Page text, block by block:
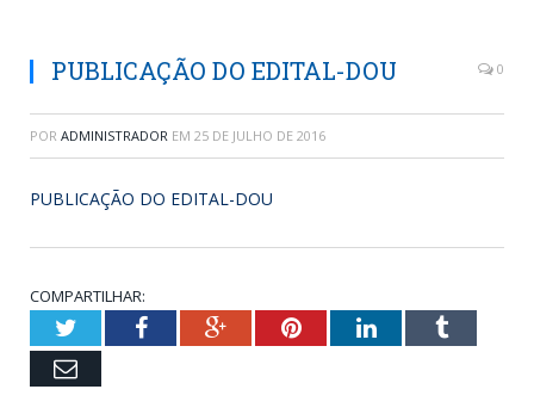
PUBLICAÇÃO DO EDITAL-DOU 0
POR ADMINISTRADOR EM 25 DE JULHO DE 2016
PUBLICAÇÃO DO EDITAL-DOU
COMPARTILHAR:
TwitterFacebookGoogle+PinterestLinkedInTumblr
Email